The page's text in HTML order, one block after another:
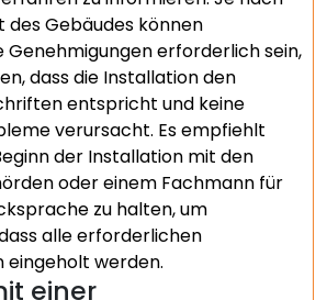
Gebäudes können
erforderlich sein,
dass die Installation den
entspricht und keine
verursacht. Es empfiehlt
der Installation mit den
oder einem Fachmann für
zu halten, um
alle erforderlichen
eingeholt werden.
einer